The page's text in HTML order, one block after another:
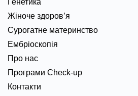
Генетика
Жіноче здоров’я
Сурогатне материнство
Ембріоскопія
Про нас
Програми Check-up
Контакти